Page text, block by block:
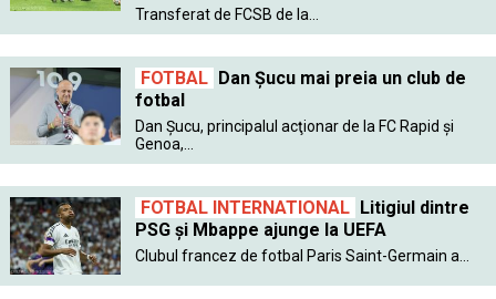
Transferat de FCSB de la...
FOTBAL Dan Şucu mai preia un club de
fotbal
Dan Şucu, principalul acţionar de la FC Rapid şi
Genoa,...
FOTBAL INTERNATIONAL Litigiul dintre
PSG şi Mbappe ajunge la UEFA
Clubul francez de fotbal Paris Saint-Germain a...